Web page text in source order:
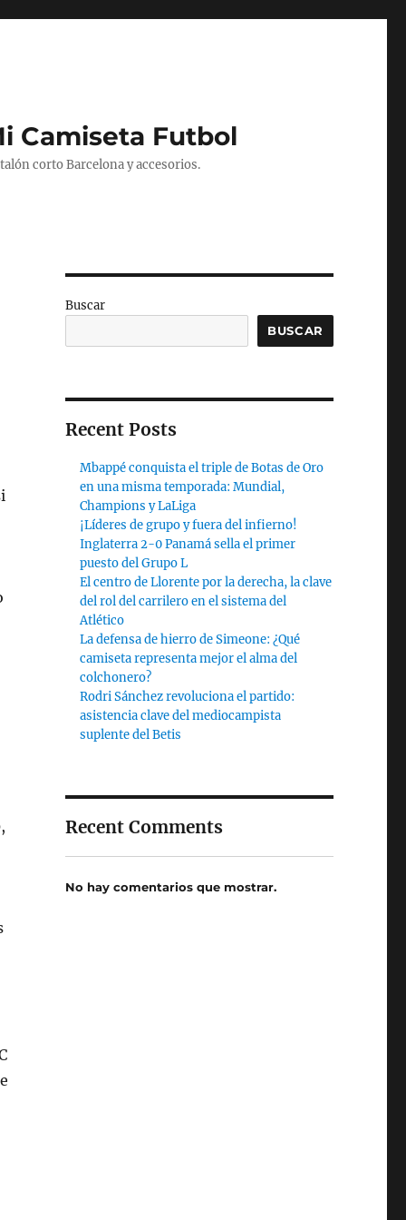
Camiseta Futbol
corto Barcelona y accesorios.
Buscar
BUSCAR
Recent Posts
Mbappé conquista el triple de Botas de Oro
en una misma temporada: Mundial,
Champions y LaLiga
¡Líderes de grupo y fuera del infierno!
Inglaterra 2-0 Panamá sella el primer
puesto del Grupo L
El centro de Llorente por la derecha, la clave
del rol del carrilero en el sistema del
Atlético
La defensa de hierro de Simeone: ¿Qué
camiseta representa mejor el alma del
colchonero?
Rodri Sánchez revoluciona el partido:
asistencia clave del mediocampista
suplente del Betis
Recent Comments
No hay comentarios que mostrar.